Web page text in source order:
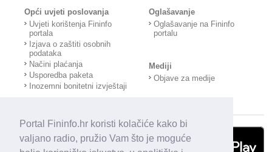
Portal Fininfo.hr koristi kolačiće kako bi
valjano radio, pružio Vam što je moguće
Opći uvjeti poslovanja
Uvjeti korištenja Fininfo
portala
Izjava o zaštiti osobnih
podataka
Načini plaćanja
Usporedba paketa
Inozemni bonitetni izvještaji
Oglašavanje
Oglašavanje na Fininfo
portalu
Mediji
Objave za medije